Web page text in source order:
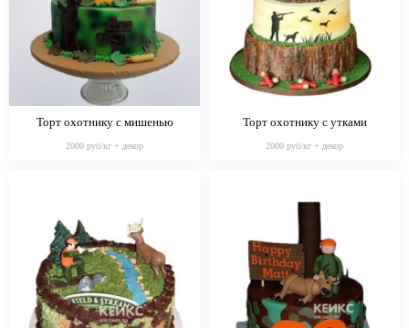
Торт охотнику с мишенью
2000 руб/кг + декор
Торт охотнику с утками
2000 руб/кг + декор